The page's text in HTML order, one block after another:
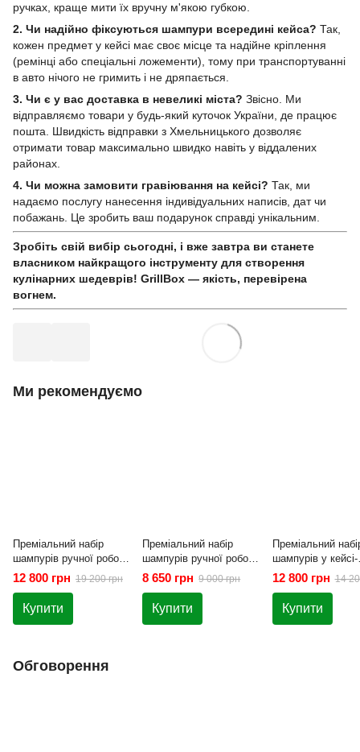
ручках, краще мити їх вручну м'якою губкою.
2. Чи надійно фіксуються шампури всередині кейса? Так,
кожен предмет у кейсі має своє місце та надійне кріплення
(ремінці або спеціальні ложементи), тому при транспортуванні
в авто нічого не гримить і не дряпається.
3. Чи є у вас доставка в невеликі міста? Звісно. Ми
відправляємо товари у будь-який куточок України, де працює
пошта. Швидкість відправки з Хмельницького дозволяє
отримати товар максимально швидко навіть у віддалених
районах.
4. Чи можна замовити гравіювання на кейсі? Так, ми
надаємо послугу нанесення індивідуальних написів, дат чи
побажань. Це зробить ваш подарунок справді унікальним.
Зробіть свій вибір сьогодні, і вже завтра ви станете
власником найкращого інструменту для створення
кулінарних шедеврів! GrillBox — якість, перевірена
вогнем.
Ми рекомендуємо
Преміальний набір
шампурів ручної роботи
Lux-Premium
12 800 грн 19 200 грн
Купити
Преміальний набір
шампурів ручної роботи
Lux-Premium №6
8 650 грн 9 000 грн
Купити
Преміальний
шампурів у кейсі-
столику для
Premium-Lux 16-1
12 800 грн 14
Купити
Обговорення